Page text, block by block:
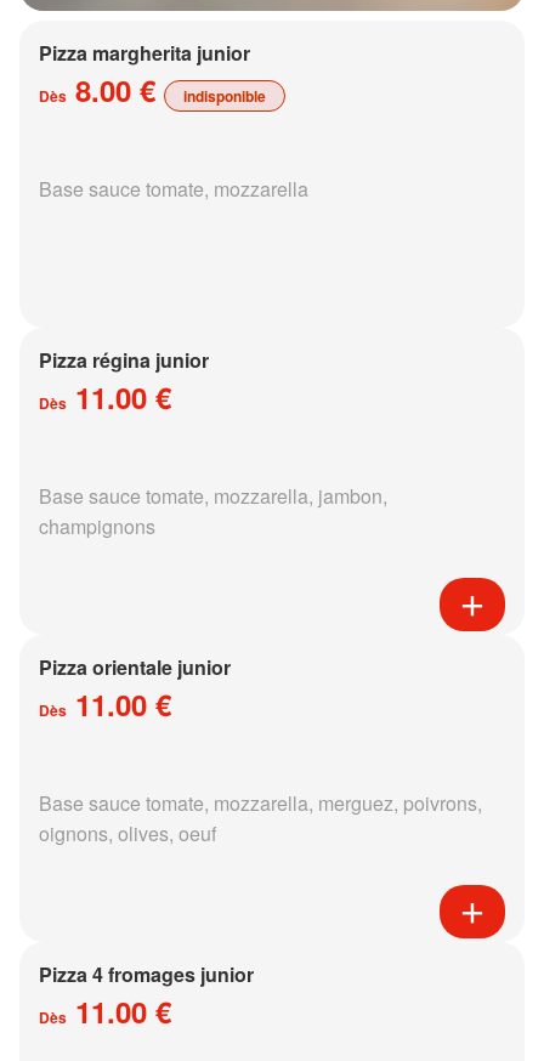
Pizza margherita junior
Dès 8.00 € indisponible
Base sauce tomate, mozzarella
Pizza régina junior
Dès 11.00 €
Base sauce tomate, mozzarella, jambon,
champignons
Pizza orientale junior
Dès 11.00 €
Base sauce tomate, mozzarella, merguez, poivrons,
oignons, olives, oeuf
Pizza 4 fromages junior
Dès 11.00 €